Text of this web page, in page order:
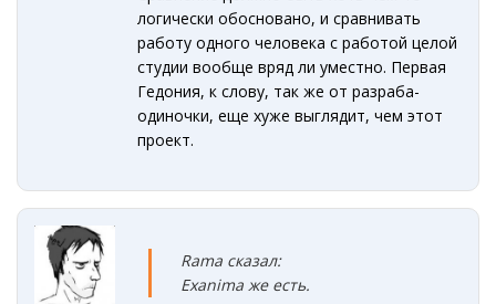
логически обосновано, и сравнивать
работу одного человека с работой целой
студии вообще вряд ли уместно. Первая
Гедония, к слову, так же от разраба-
одиночки, еще хуже выглядит, чем этот
проект.
Rama сказал:
Exanima же есть.